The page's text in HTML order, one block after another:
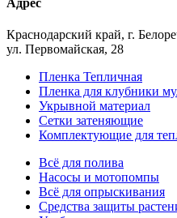
Краснодарский край, г.
ул. Первомайская, 28
Пленка Тепличная
Пленка для клубники
Укрывной материал
Сетки затеняющие
Комплектующие для
Всё для полива
Насосы и мотопомпы
Всё для опрыскивания
Средства защиты